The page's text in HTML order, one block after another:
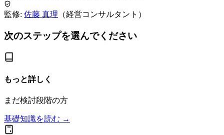
監修: 佐藤 真理 （経営コンサルタント ）
次のステップを選んでください
もっと詳しく
まだ検討段階の方
基礎知識を読む →